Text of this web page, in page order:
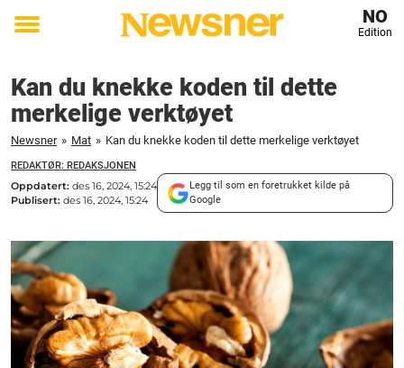
Toggle
NO
Edition
Kan du knekke koden til dette
merkelige verktøyet
Newsner » Mat » Kan du knekke koden til dette merkelige verktøyet
REDAKTØR: REDAKSJONEN
Oppdatert: des 16, 2024, 15:24
Publisert: des 16, 2024, 15:24
Legg til som en foretrukket kilde på
Google